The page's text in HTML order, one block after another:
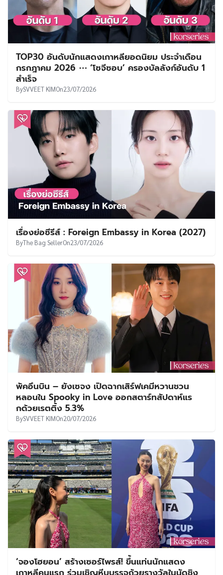
TOP30 อันดับนักแสดงเกาหลียอดนิยม ประจำเดือน
กรกฎาคม 2026 ⋯ ‘โซจีซอบ’ ครองบัลลังก์อันดับ 1
สำเร็จ
BySVVEET KIMOn23/07/2026
เรื่องย่อซีรีส์ : Foreign Embassy in Korea (2027)
ByThe Bag SellerOn23/07/2026
พัคอึนบิน – ยังเซจง เปิดฉากเสิร์ฟเคมีหวานชวน
หลอนใน Spooky in Love ออกสตาร์ทสัปดาห์แร
กด้วยเรตติ้ง 5.3%
BySVVEET KIMOn20/07/2026
‘จองโฮยอน’ สร้างเซอร์ไพรส์! ขึ้นแท่นนักแสดง